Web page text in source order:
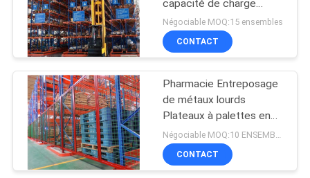
capacité de charge
lourde 5 couches Cadre
vertical bleu
Négociable MOQ:15 ensembles
CONTACT
Pharmacie Entreposage
de métaux lourds
Plateaux à palettes en
bois / Plateaux lourds en
fourgonnette
Négociable MOQ:10 ENSEMBLES
CONTACT